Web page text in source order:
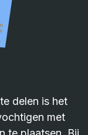
delen is het
met